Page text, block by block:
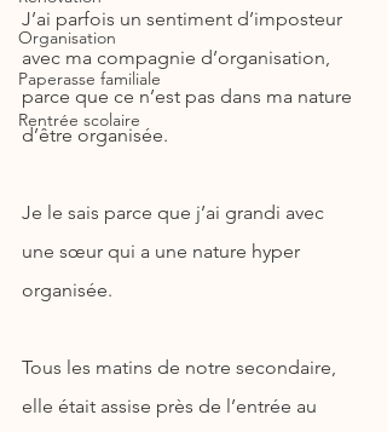
Organisation
Paperasse familiale
Rentrée scolaire
J’ai parfois un sentiment d’imposteur
avec ma compagnie d’organisation,
parce que ce n’est pas dans ma nature
d’être organisée.
Je le sais parce que j’ai grandi avec
une sœur qui a une nature hyper
organisée.
Tous les matins de notre secondaire,
elle était assise près de l’entrée au